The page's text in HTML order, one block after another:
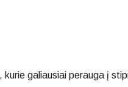
galiausiai perauga į